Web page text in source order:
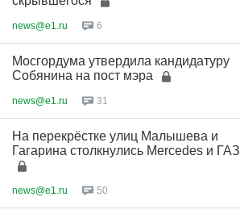
news@e1.ru 6
Мосгордума утвердила кандидатуру
Собянина на пост мэра
news@e1.ru 31
На перекрёстке улиц Малышева и
Гагарина столкнулись Mercedes и
news@e1.ru 50